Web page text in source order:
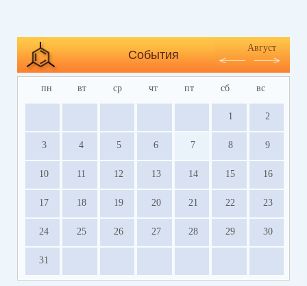
События
Август
пн вт ср чт пт сб вс
1 2
3 4 5 6 7 8 9
10 11 12 13 14 15 16
17 18 19 20 21 22 23
24 25 26 27 28 29 30
31